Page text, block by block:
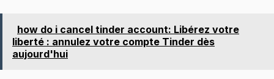
how do i cancel tinder account: Libérez votre
liberté : annulez votre compte Tinder dès
aujourd'hui